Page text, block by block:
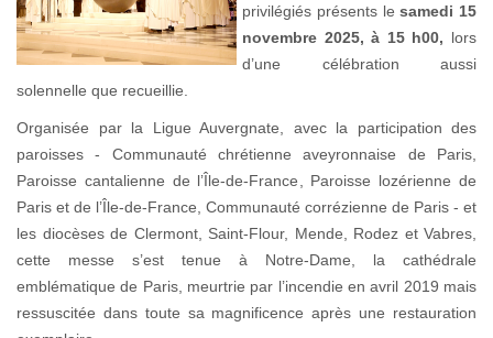
privilégiés présents lesamedi 15
novembre 2025, à 15 h00, lors
d’une célébration aussi
solennelle que recueillie.
Organisée par la Ligue Auvergnate, avec la participation des
paroisses - Communauté chrétienne aveyronnaise de Paris,
Paroisse cantalienne de l’Île-de-France, Paroisse lozérienne de
Paris et de l’Île-de-France, Communauté corrézienne de Paris - et
les diocèses de Clermont, Saint-Flour, Mende, Rodez et Vabres,
cette messe s’est tenue à Notre-Dame, la cathédrale
emblématique de Paris, meurtrie par l’incendie en avril 2019 mais
ressuscitée dans toute sa magnificence après une restauration